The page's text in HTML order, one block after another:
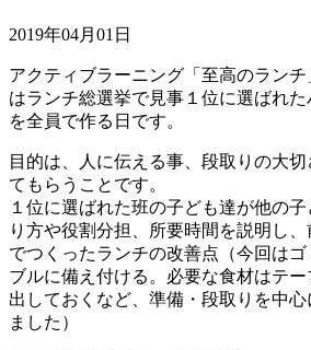
2019年04月01日
アクティブラーニング「至高のランチ
はランチ総選挙で見事１位に選ばれ
を全員で作る日です。
目的は、人に伝える事、段取りの大切
てもらうことです。
１位に選ばれた班の子ども達が他の
り方や役割分担、所要時間を説明し
でつくったランチの改善点（今回はゴ
ブルに備え付ける。必要な食材はテー
出しておくなど、準備・段取りを中
ました）